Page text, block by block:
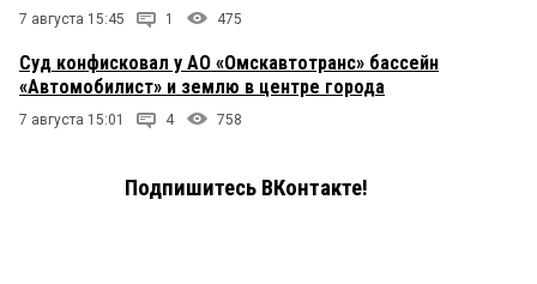
7 августа 15:45 1 475
Суд конфисковал у АО «Омскавтотранс» бассейн
«Автомобилист» и землю в центре города
7 августа 15:01 4 758
Подпишитесь ВКонтакте!